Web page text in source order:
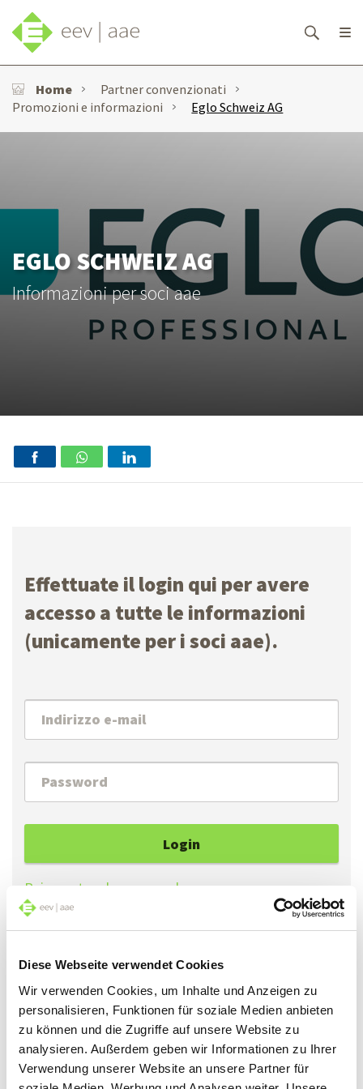
Diese Webseite verwendet Cookies
Wir verwenden Cookies, um Inhalte und Anzeigen zu
personalisieren, Funktionen für soziale Medien anbieten
zu können und die Zugriffe auf unsere Website zu
analysieren. Außerdem geben wir Informationen zu Ihrer
Verwendung unserer Website an unsere Partner für
Home
Partner convenzionati
Promozioni e informazioni
Eglo Schweiz AG
EGLO SCHWEIZ AG
Informazioni per soci aae
Effettuate il login qui per avere
accesso a tutte le informazioni
(unicamente per i soci aae).
Login
Reimpostare la password
una nuova cliccando su «Reimpostare la password».
Se accede al sito per la prima volta, può generare
una password cliccando su «Reimpostare la
password».